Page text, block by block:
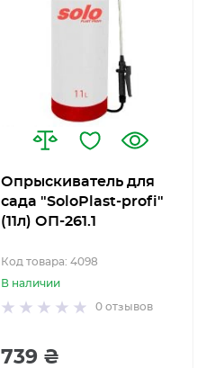
Опрыскиватель для
сада "SoloPlast-profi"
(11л) ОП-261.1
Код товара: 4098
В наличии
0отзывов
739 ₴